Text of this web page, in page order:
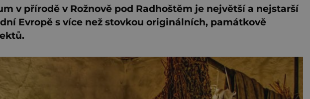
v přírodě v Rožnově pod Radhoštěm je největší a nejstarší
Evropě s více než stovkou originálních, památkově